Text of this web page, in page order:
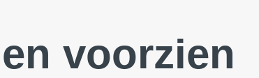
voorzien